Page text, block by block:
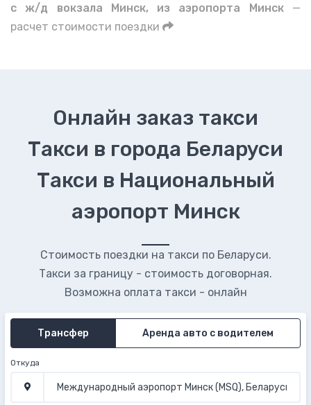
с ж/д вокзала Минск, из аэропорта Минск—
расчет стоимости поездки
Онлайн заказ такси
Такси в города Беларуси
Такси в Национальный
аэропорт Минск
Стоимость поездки на такси по Беларуси.
Такси за границу - стоимость договорная.
Возможна оплата такси - онлайн
Трансфер Аренда авто с водителем
Откуда